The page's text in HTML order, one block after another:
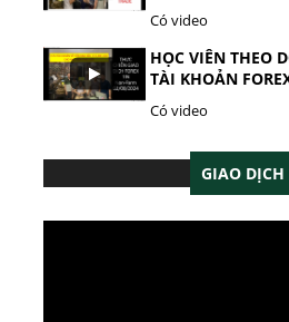
Có video
HỌC VIÊN THEO
TÀI KHOẢN
Có video
GIAO DỊCH